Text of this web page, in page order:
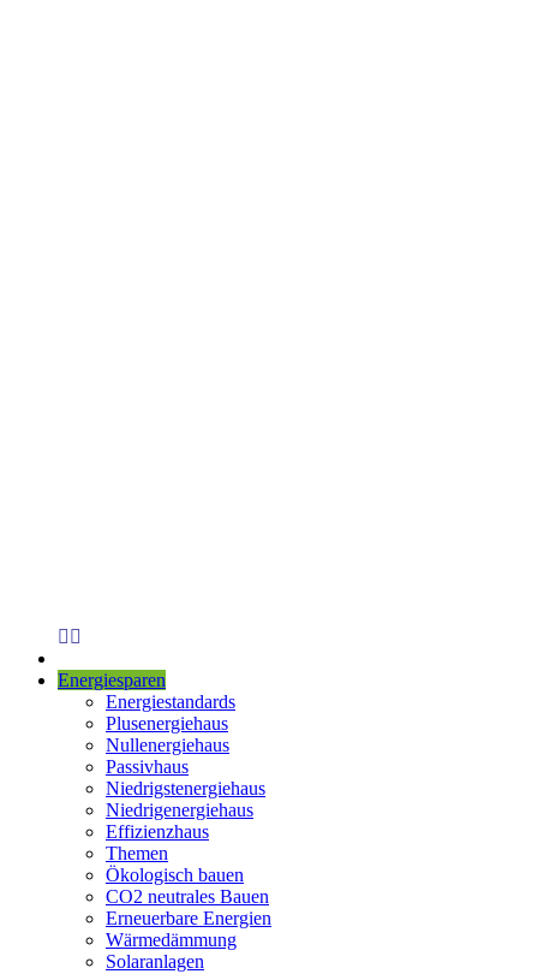
Energiesparen
Energiestandards
Plusenergiehaus
Nullenergiehaus
Passivhaus
Niedrigstenergiehaus
Niedrigenergiehaus
Effizienzhaus
Themen
Ökologisch bauen
CO2 neutrales Bauen
Erneuerbare Energien
Wärmedämmung
Solaranlagen